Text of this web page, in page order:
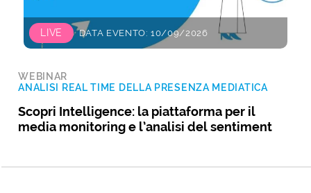
LIVE DATA EVENTO: 10/09/2026
WEBINAR
ANALISI REAL TIME DELLA PRESENZA MEDIATICA
Scopri Intelligence: la piattaforma per il
media monitoring e l’analisi del sentiment